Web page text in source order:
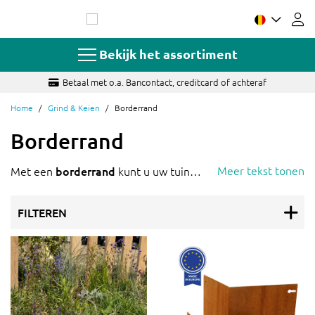
de
Bekijk het assortiment
Betaal met o.a. Bancontact, creditcard of achteraf
Home Grind & Keien Borderrand
Borderrand
Met een borderrand kunt u uw tuin
plek afrollen. Tevens geeft het de
mogelijkheid om twee elementen
prachtig samen te laten komen. Denk
bijvoorbeeld aan een border met
bloemen en een tuinpad met grind,
gescheiden door een metalen
Meer tekst tonen
FILTEREN